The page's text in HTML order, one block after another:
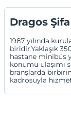
Dragos
1987 yılında
biridir.Yaklaşık
hastane minibüs
konumu ulaşımı
branşlarda
kadrosuyla